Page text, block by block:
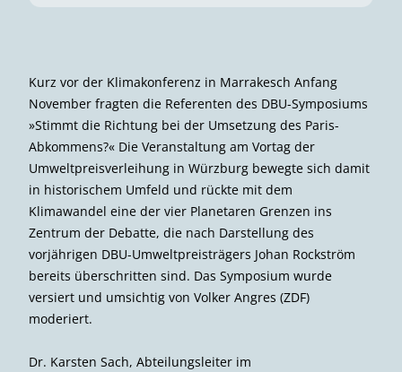
Kurz vor der Klimakonferenz in Marra­kesch Anfang
November fragten die Referenten des DBU-Symposiums
»Stimmt die Richtung bei der Umsetzung des Paris-
Abkommens?« Die Veranstaltung am Vortag der
Umweltpreisverleihung in Würzburg bewegte sich damit
in historischem Umfeld und rückte mit dem
Klimawandel eine der vier Planetaren Grenzen ins
Zentrum der Debatte, die nach Darstellung des
vorjährigen DBU-Umweltpreisträgers Johan Rockström
bereits überschritten sind. Das Symposium wurde
versiert und umsichtig von Volker Angres (ZDF)
moderiert.
Dr. Karsten Sach, Abteilungsleiter im